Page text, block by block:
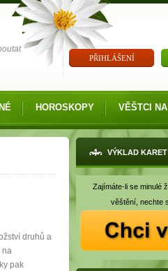
PŘIHLÁŠENÍ
HOROSKOPY VĚŠTCI
druhů a
na
pak
VÝKLAD
Zajímáte-li se minulé
věštění, nechte